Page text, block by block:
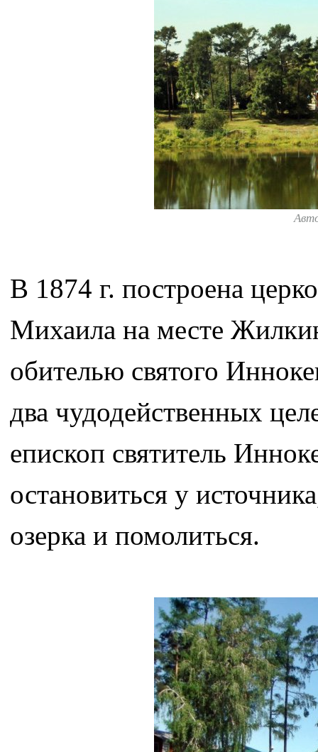
В 1874 г. построена
Михаила на месте
обителью святого
два чудодейственных
епископ святитель
остановиться у
озерка и помолиться.